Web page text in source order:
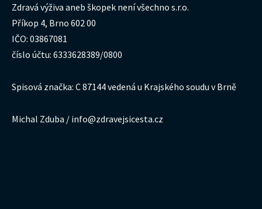
Zdravá výživa aneb škopek není všechno s.r.o.
Příkop 4, Brno 602 00
IČO: 03867081
číslo účtu: 6333628389/0800
Spisová značka: C 87144 vedená u Krajského soudu v Brně
Michal Zduba / info@zdravejsicesta.cz